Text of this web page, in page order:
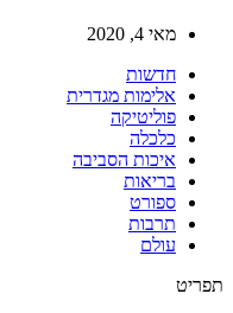
מאי 4, 2020
חדשות
אלימות מגדרית
פוליטיקה
כלכלה
איכות הסביבה
בריאות
ספורט
תרבות
עולם
תפריט